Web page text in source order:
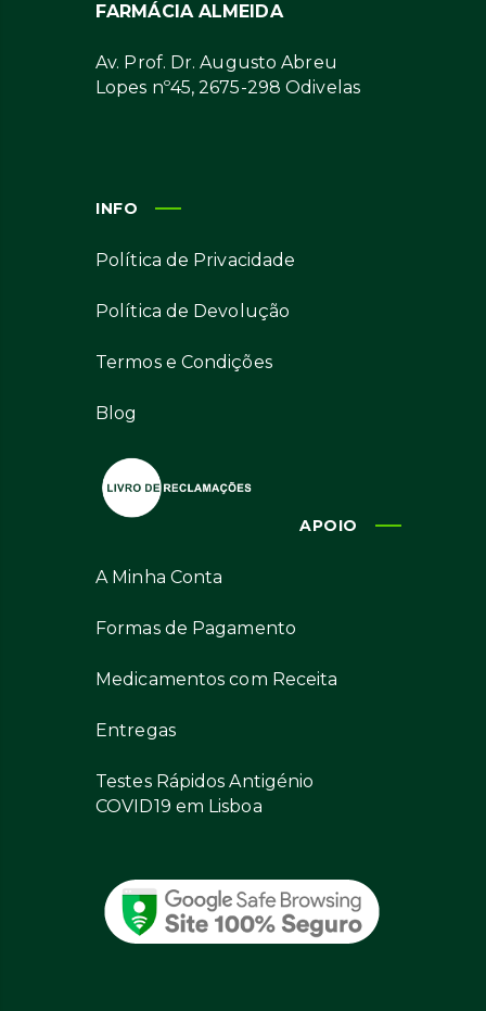
FARMÁCIA ALMEIDA
Av. Prof. Dr. Augusto Abreu
Lopes nº45, 2675-298 Odivelas
INFO
Política de Privacidade
Política de Devolução
Termos e Condições
Blog
APOIO
A Minha Conta
Formas de Pagamento
Medicamentos com Receita
Entregas
Testes Rápidos Antigénio
COVID19 em Lisboa